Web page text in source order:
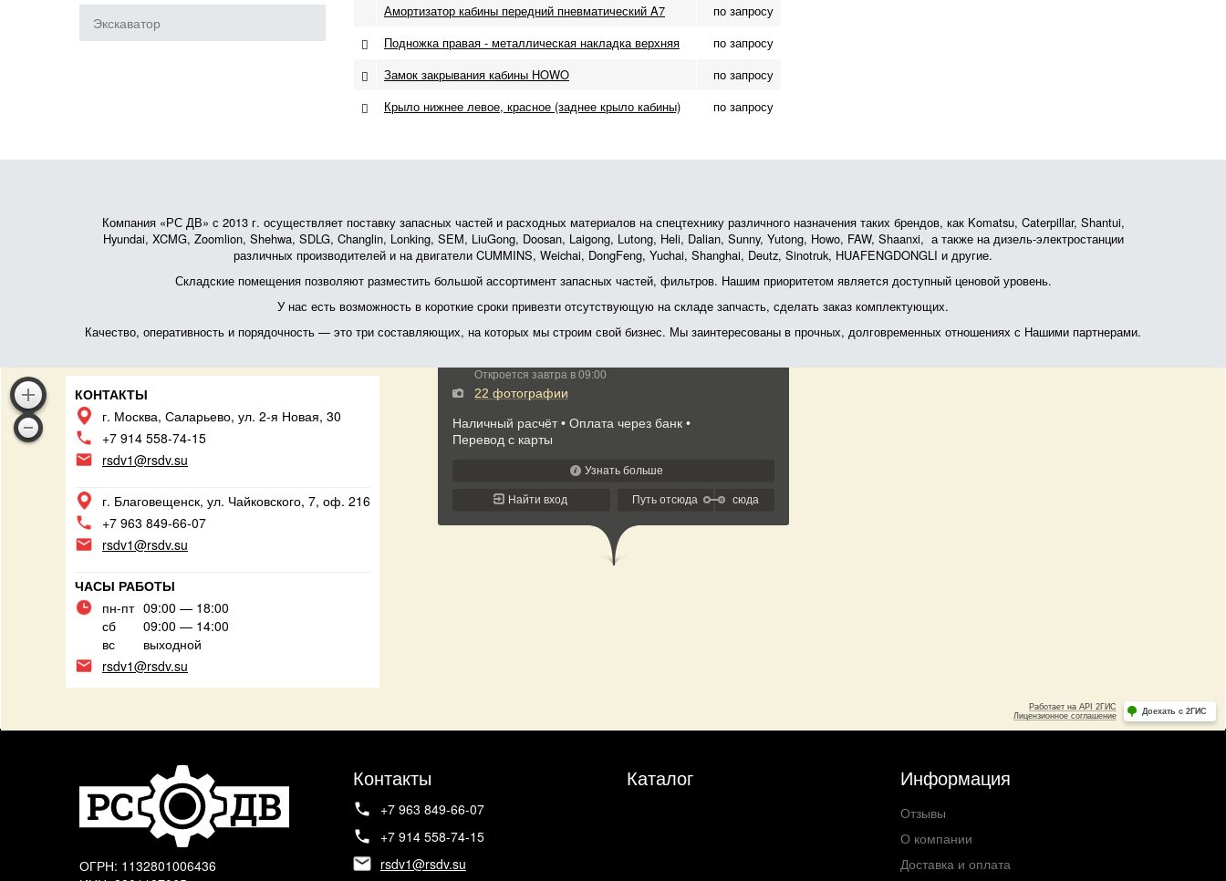
Амортизатор кабины передний пневматический A7
по запросу
Подножка правая - металлическая накладка верхняя
по запросу
Замок закрывания кабины HOWO
по запросу
Крыло нижнее левое, красное (заднее крыло кабины)
по запросу
Экскаватор
Компания «РС ДВ» с 2013 г. осуществляет поставку запасных частей и расходных материалов на спецтехнику различного назначения таких брендов, как Komatsu, Caterpillar, Shantui,
Hyundai, XCMG, Zoomlion, Shehwa, SDLG, Changlin, Lonking, SEM, LiuGong, Doosan, Laigong, Lutong, Heli, Dalian, Sunny, Yutong, Howo, FAW, Shaanxi, а также на дизель-электростанции
различных производителей и на двигатели CUMMINS, Weichai, DongFeng, Yuchai, Shanghai, Deutz, Sinotruk, HUAFENGDONGLI и другие.
Складские помещения позволяют разместить большой ассортимент запасных частей, фильтров. Нашим приоритетом является доступный ценовой уровень.
У нас есть возможность в короткие сроки привезти отсутствующую на складе запчасть, сделать заказ комплектующих.
Качество, оперативность и порядочность — это три составляющих, на которых мы строим свой бизнес. Мы заинтересованы в прочных, долговременных отношениях с Нашими партнерами.
КОНТАКТЫ
г. Москва, Саларьево, ул. 2-я Новая, 30
+7 914 558-74-15
rsdv1@rsdv.su
г. Благовещенск, ул. Чайковского, 7, оф. 216
+7 963 849-66-07
rsdv1@rsdv.su
ЧАСЫ РАБОТЫ
пн-пт 09:00 — 18:00
сб
09:00 — 14:00
вс
выходной
rsdv1@rsdv.su
ОГРН: 1132801006436
Контакты
+7 963 849-66-07
+7 914 558-74-15
rsdv1@rsdv.su
Каталог Информация
Отзывы
О компании
Доставка и оплата